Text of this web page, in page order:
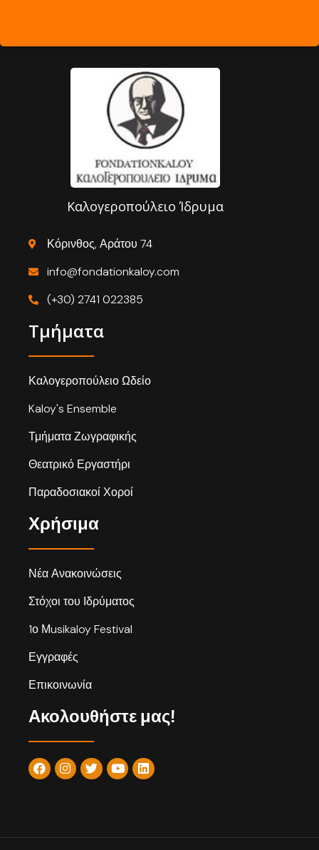
Καλογεροπούλειο Ίδρυμα
Κόρινθος, Αράτου 74
info@fondationkaloy.com
(+30) 2741 022385
Τμήματα
Καλογεροπούλειο Ωδείο
Kaloy's Ensemble
Τμήματα Ζωγραφικής
Θεατρικό Εργαστήρι
Παραδοσιακοί Χοροί
Χρήσιμα
Νέα Ανακοινώσεις
Στόχοι του Ιδρύματος
1ο Μusikaloy Festival
Εγγραφές
Επικοινωνία
Ακολουθήστε μας!